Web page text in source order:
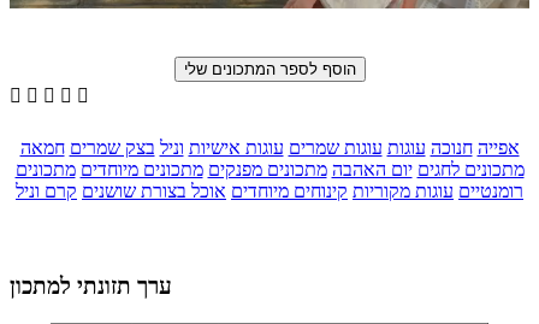
    
אפייה חנוכה עוגות עוגות שמרים עוגות אישיות וניל בצק שמרים חמאה
מתכונים לחגים יום האהבה מתכונים מפנקים מתכונים מיוחדים מתכונים
רומנטיים עוגות מקוריות קינוחים מיוחדים אוכל בצורת שושנים קרם וניל
ערך תזונתי למתכון